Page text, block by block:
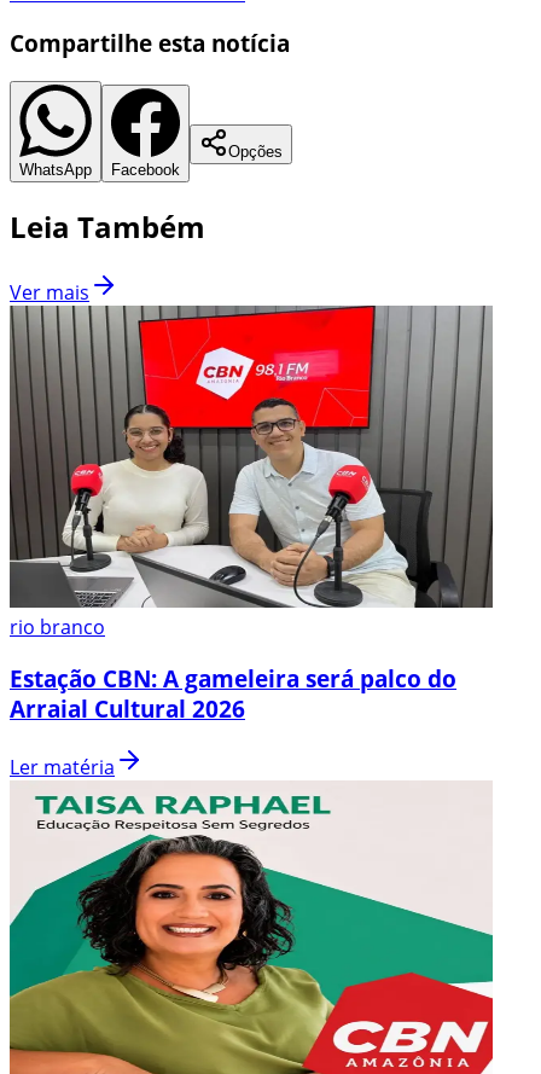
Compartilhe esta notícia
WhatsApp Facebook
Opções
Leia Também
Ver mais
rio branco
Estação CBN: A gameleira será palco do
Arraial Cultural 2026
Ler matéria